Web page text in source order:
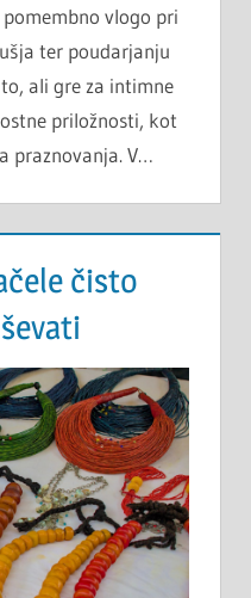
vlogo pri
ter poudarjanju
ali gre za intimne
priložnosti, kot
praznovanja. V…
čisto